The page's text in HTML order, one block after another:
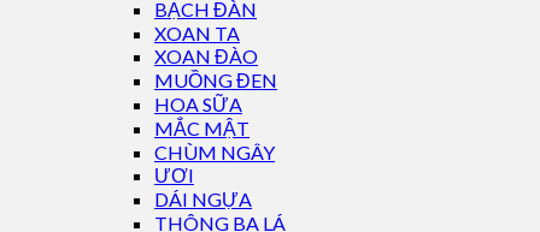
BẠCH ĐÀN
XOAN TA
XOAN ĐÀO
MUỒNG ĐEN
HOA SỮA
MẮC MẬT
CHÙM NGÂY
ƯƠI
DÁI NGỰA
THÔNG BA LÁ